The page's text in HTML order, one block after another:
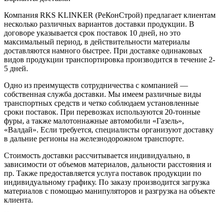
Компания RKS KLINKER (РеКонСтрой) предлагает клиентам
несколько различных вариантов доставки продукции. В
договоре указывается срок поставок 10 дней, но это
максимальный период, в действительности материалы
доставляются намного быстрее. При доставке одинаковых
видов продукции транспортировка производится в течение 2-
5 дней.
Одно из преимуществ сотрудничества с компанией —
собственная служба доставки. Мы имеем различные виды
транспортных средств и четко соблюдаем установленные
сроки поставок. При перевозках используются 20-тонные
фуры, а также малотоннажные автомобили «Газель»,
«Валдай». Если требуется, специалисты организуют доставку
в дальние регионы на железнодорожном транспорте.
Стоимость доставки рассчитывается индивидуально, в
зависимости от объемов материалов, дальности расстояния и
пр. Также предоставляется услуга поставок продукции по
индивидуальному графику. По заказу производится загрузка
материалов с помощью манипуляторов и разгрузка на объекте
клиента.